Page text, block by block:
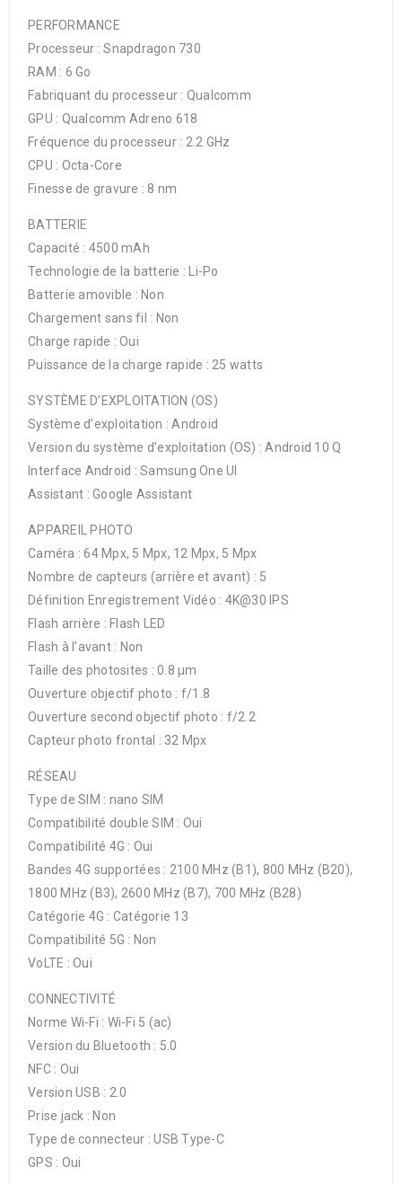
PERFORMANCE
Processeur : Snapdragon 730
RAM : 6 Go
Fabriquant du processeur : Qualcomm
GPU : Qualcomm Adreno 618
Fréquence du processeur : 2.2 GHz
CPU : Octa-Core
Finesse de gravure : 8 nm
BATTERIE
Capacité : 4500 mAh
Technologie de la batterie : Li-Po
Batterie amovible : Non
Chargement sans fil : Non
Charge rapide : Oui
Puissance de la charge rapide : 25 watts
SYSTÈME D’EXPLOITATION (OS)
Système d’exploitation : Android
Version du système d’exploitation (OS) : Android 10 Q
Interface Android : Samsung One UI
Assistant : Google Assistant
APPAREIL PHOTO
Caméra : 64 Mpx, 5 Mpx, 12 Mpx, 5 Mpx
Nombre de capteurs (arrière et avant) : 5
Définition Enregistrement Vidéo : 4K@30 IPS
Flash arrière : Flash LED
Flash à l’avant : Non
Taille des photosites : 0.8 µm
Ouverture objectif photo : f/1.8
Ouverture second objectif photo : f/2.2
Capteur photo frontal : 32 Mpx
RÉSEAU
Type de SIM : nano SIM
Compatibilité double SIM : Oui
Compatibilité 4G : Oui
Bandes 4G supportées : 2100 MHz (B1), 800 MHz (B20),
1800 MHz (B3), 2600 MHz (B7), 700 MHz (B28)
Catégorie 4G : Catégorie 13
Compatibilité 5G : Non
VoLTE : Oui
CONNECTIVITÉ
Norme Wi-Fi : Wi-Fi 5 (ac)
Version du Bluetooth : 5.0
NFC : Oui
Version USB : 2.0
Prise jack : Non
Type de connecteur : USB Type-C
GPS : Oui